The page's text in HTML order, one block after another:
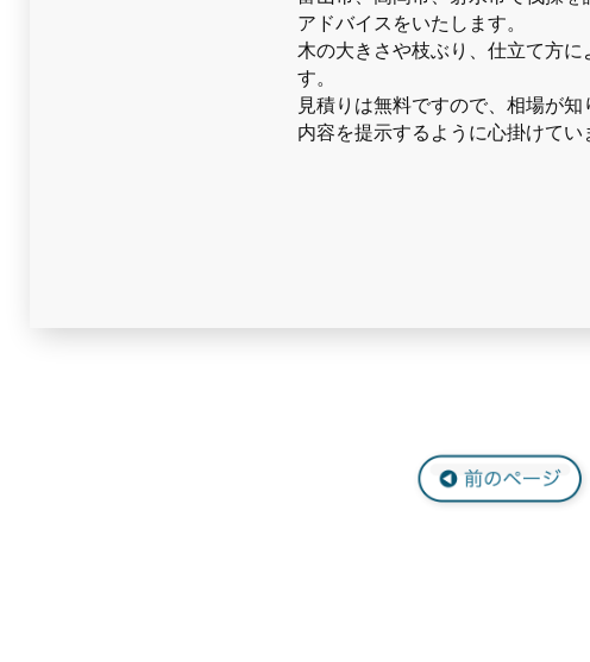
アドバイスをいたします。
木の大きさや枝ぶり、仕立て方
す。
見積りは無料ですので、相場が
内容を提示するように心掛けてい